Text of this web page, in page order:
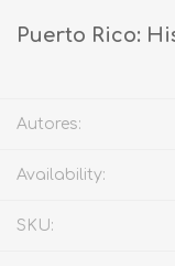
Puerto Rico:
Autores:
Availability:
SKU: